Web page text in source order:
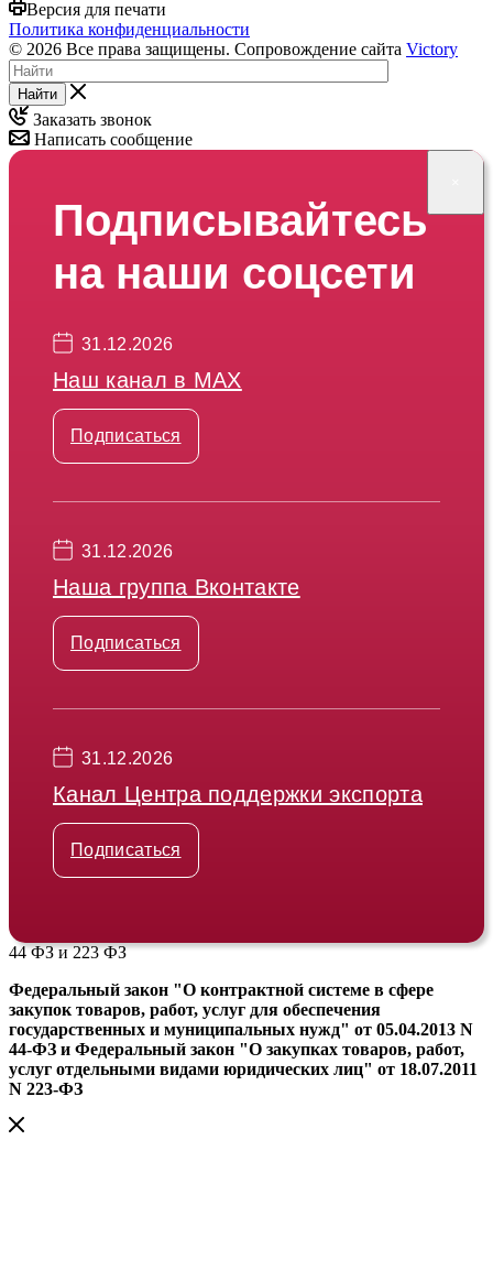
Версия для печати
Политика конфиденциальности
© 2026 Все права защищены. Сопровождение сайта Victory
Найти
Заказать звонок
Написать сообщение
Подписывайтесь
на наши соцсети
31.12.2026
Наш канал в МАХ
Подписаться
31.12.2026
Наша группа Вконтакте
Подписаться
31.12.2026
Канал Центра поддержки экспорта
Подписаться
44 ФЗ и 223 ФЗ
Федеральный закон "О контрактной системе в сфере
закупок товаров, работ, услуг для обеспечения
государственных и муниципальных нужд" от 05.04.2013 N
44-ФЗ и Федеральный закон "О закупках товаров, работ,
услуг отдельными видами юридических лиц" от 18.07.2011
N 223-ФЗ